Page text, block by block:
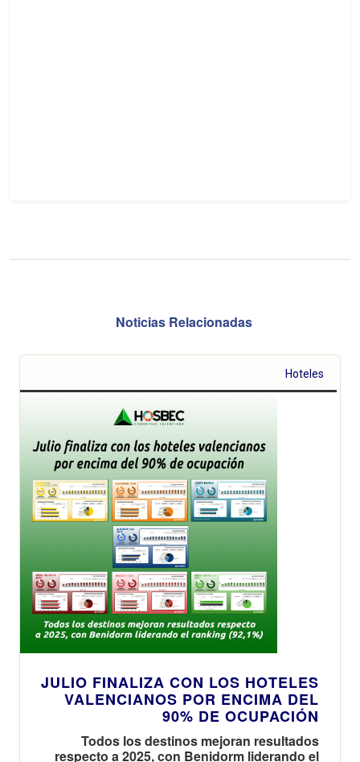
Noticias Relacionadas
Hoteles
JULIO FINALIZA CON LOS HOTELES
VALENCIANOS POR ENCIMA DEL
90% DE OCUPACIÓN
Todos los destinos mejoran resultados
respecto a 2025, con Benidorm liderando el